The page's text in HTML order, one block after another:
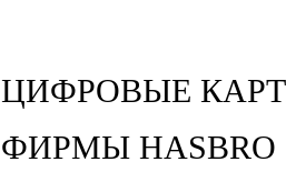
ЦИФРОВЫЕ
ФИРМЫ HASBRO